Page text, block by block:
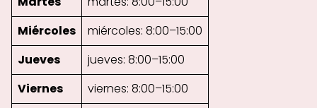
Miércoles
miércoles: 8:00–15:00
Jueves
jueves: 8:00–15:00
Viernes
viernes: 8:00–15:00